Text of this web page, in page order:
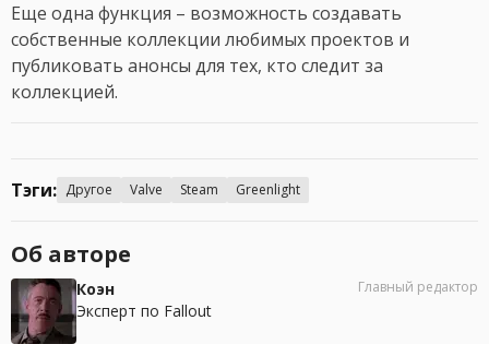
Еще одна функция – возможность создавать
собственные коллекции любимых проектов и
публиковать анонсы для тех, кто следит за
коллекцией.
Тэги: Другое Valve Steam Greenlight
Об авторе
Коэн
Эксперт по Fallout
Главный редактор